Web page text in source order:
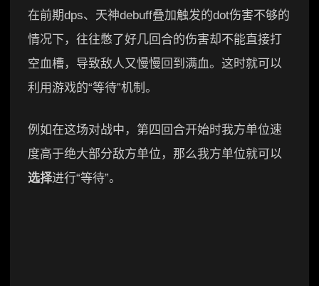
在前期dps、天神debuff叠加触发的dot伤害不够的
情况下，往往憋了好几回合的伤害却不能直接打
空血槽，导致敌人又慢慢回到满血。这时就可以
利用游戏的“等待”机制。
例如在这场对战中，第四回合开始时我方单位速
度高于绝大部分敌方单位，那么我方单位就可以
选择进行“等待”。